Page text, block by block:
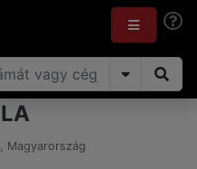
, Magyarország